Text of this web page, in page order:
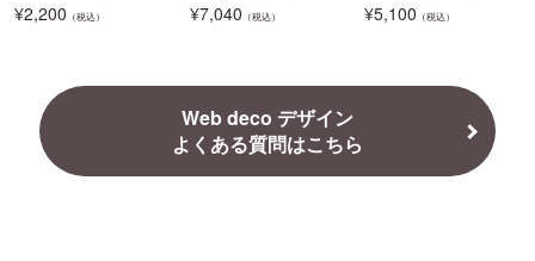
¥2,200 （税込） ¥7,040 （税込） ¥5,100 （税込）
Web deco デザイン
よくある質問はこちら